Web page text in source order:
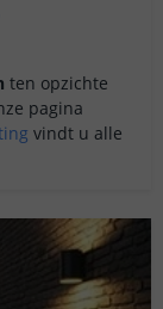
ten opzichte
pagina
vindt u alle